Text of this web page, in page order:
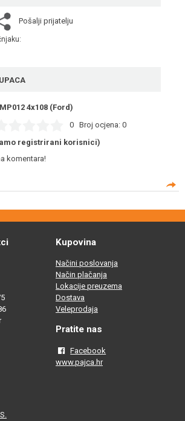
Pošalji prijatelju
4x108 (Ford)
0 Broj ocjena: 0
registrirani korisnici)
komentara!
Kupovina
Načini poslovanja
Način plačanja
Lokacije preuzema
Dostava
Veleprodaja
Pratite nas
Facebook
www.pajca.hr